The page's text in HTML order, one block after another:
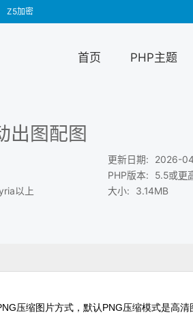
Z5加密
首页 PHP主题
出图配图
以上
更新日期: 2026-
PHP版本: 5.5或更
大小: 3.14MB
压缩图片方式，默认PNG压缩模式是高清